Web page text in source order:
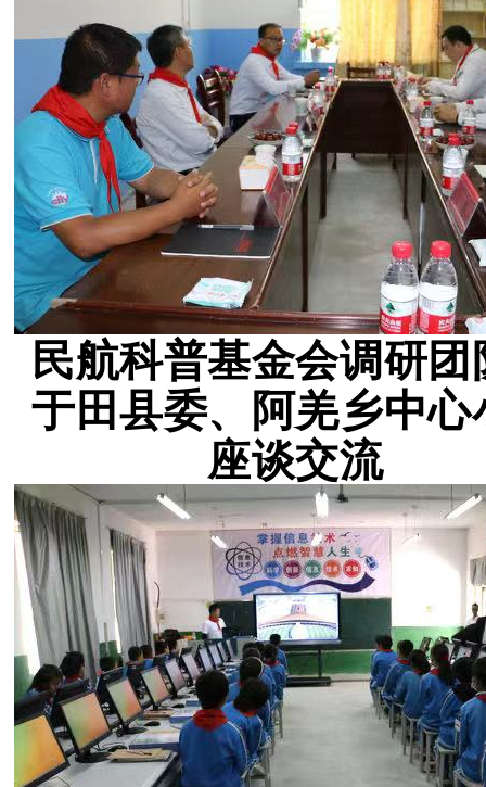
民航科普基金会调研团
于田县委、阿羌乡中心
座谈交流